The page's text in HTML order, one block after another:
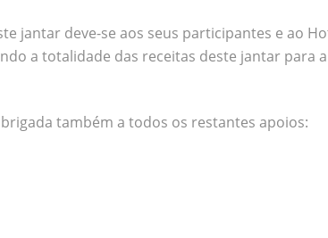
jantar deve-se aos seus participantes e ao
a totalidade das receitas deste jantar para
também a todos os restantes apoios: